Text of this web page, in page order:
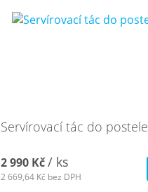
Servírovací tác do
2 990 Kč/ ks
2 669,64 Kč bez DPH